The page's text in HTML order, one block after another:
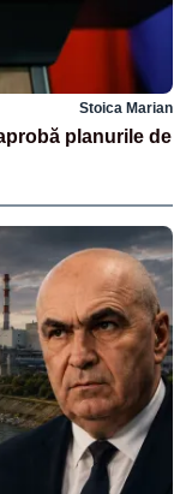
Stoica Marian
planurile de